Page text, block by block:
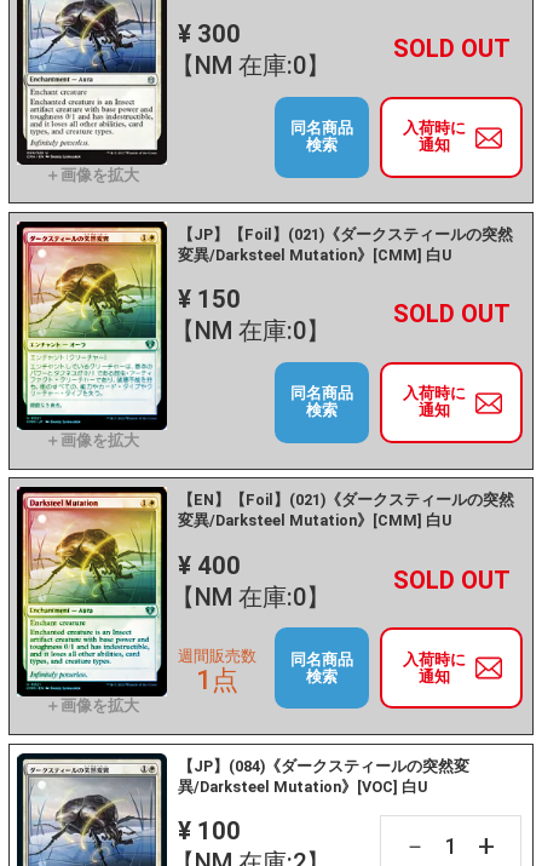
¥ 300
【NM 在庫:0】
－ +
入荷時に
通知
同名商品
検索
【JP】【Foil】(021)《ダークスティールの突然
変異/Darksteel Mutation》[CMM] 白U
¥ 150
【NM 在庫:0】
－ +
入荷時に
通知
同名商品
検索
【EN】【Foil】(021)《ダークスティールの突然
変異/Darksteel Mutation》[CMM] 白U
¥ 400
【NM 在庫:0】
－ +
入荷時に
通知
週間販売数
1点
同名商品
検索
【JP】(084)《ダークスティールの突然変
異/Darksteel Mutation》[VOC] 白U
¥ 100
－ +